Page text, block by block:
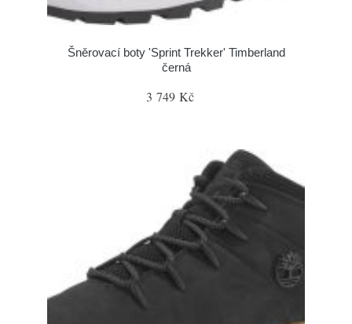
Šněrovací boty 'Sprint Trekker' Timberland
černá
3 749 Kč